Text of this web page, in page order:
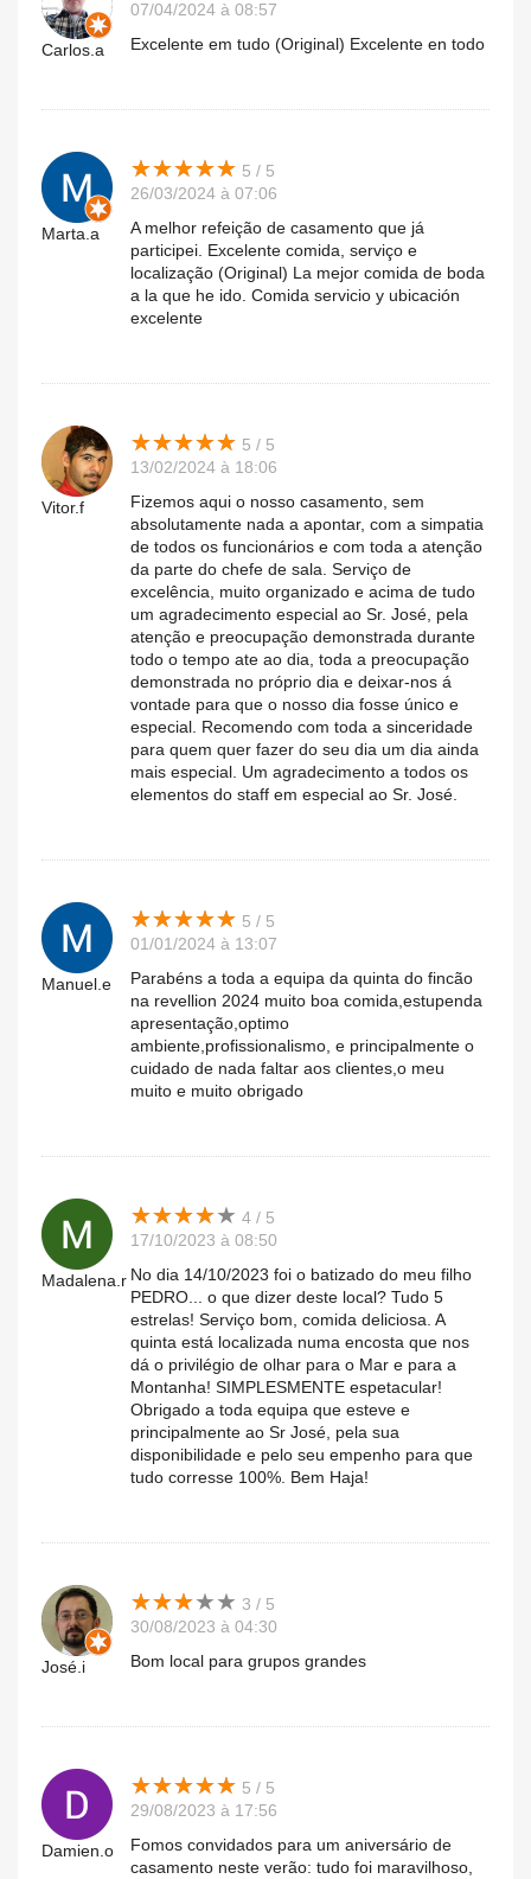
Carlos.a
07/04/2024 à 08:57
Excelente em tudo (Original) Excelente en todo
Marta.a
★★★★★
★★★★★ 5 / 5
26/03/2024 à 07:06
A melhor refeição de casamento que já
participei. Excelente comida, serviço e
localização (Original) La mejor comida de boda
a la que he ido. Comida servicio y ubicación
excelente
Vitor.f
★★★★★
★★★★★ 5 / 5
13/02/2024 à 18:06
Fizemos aqui o nosso casamento, sem
absolutamente nada a apontar, com a simpatia
de todos os funcionários e com toda a atenção
da parte do chefe de sala. Serviço de
excelência, muito organizado e acima de tudo
um agradecimento especial ao Sr. José, pela
atenção e preocupação demonstrada durante
todo o tempo ate ao dia, toda a preocupação
demonstrada no próprio dia e deixar-nos á
vontade para que o nosso dia fosse único e
especial. Recomendo com toda a sinceridade
para quem quer fazer do seu dia um dia ainda
mais especial. Um agradecimento a todos os
elementos do staff em especial ao Sr. José.
Manuel.e
★★★★★
★★★★★ 5 / 5
01/01/2024 à 13:07
Parabéns a toda a equipa da quinta do fincão
na revellion 2024 muito boa comida,estupenda
apresentação,optimo
ambiente,profissionalismo, e principalmente o
cuidado de nada faltar aos clientes,o meu
muito e muito obrigado
Madalena.r
★★★★★
★★★★★ 4 / 5
17/10/2023 à 08:50
No dia 14/10/2023 foi o batizado do meu filho
PEDRO... o que dizer deste local? Tudo 5
estrelas! Serviço bom, comida deliciosa. A
quinta está localizada numa encosta que nos
dá o privilégio de olhar para o Mar e para a
Montanha! SIMPLESMENTE espetacular!
Obrigado a toda equipa que esteve e
principalmente ao Sr José, pela sua
disponibilidade e pelo seu empenho para que
tudo corresse 100%. Bem Haja!
José.i
★★★★★
★★★★★ 3 / 5
30/08/2023 à 04:30
Bom local para grupos grandes
Damien.o
★★★★★
★★★★★ 5 / 5
29/08/2023 à 17:56
Fomos convidados para um aniversário de
casamento neste verão: tudo foi maravilhoso,